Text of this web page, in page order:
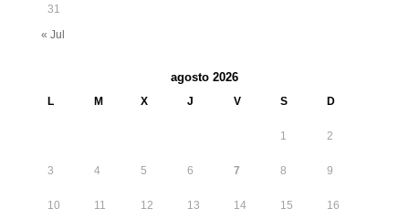
31
« Jul
agosto 2026
L M X J V S D
1 2
3 4 5 6 7 8 9
10 11 12 13 14 15 16